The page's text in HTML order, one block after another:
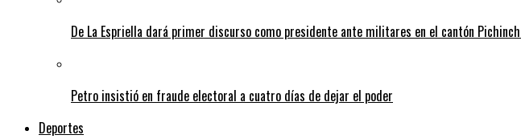
De La Espriella dará primer discurso como presidente ante militares en el cantón
Petro insistió en fraude electoral a cuatro días de dejar el poder
Deportes